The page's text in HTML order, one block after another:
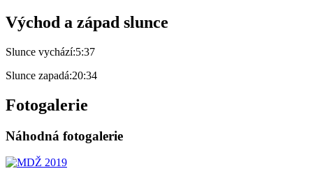
Východ a západ slunce
Slunce vychází:5:37
Slunce zapadá:20:34
Fotogalerie
Náhodná fotogalerie